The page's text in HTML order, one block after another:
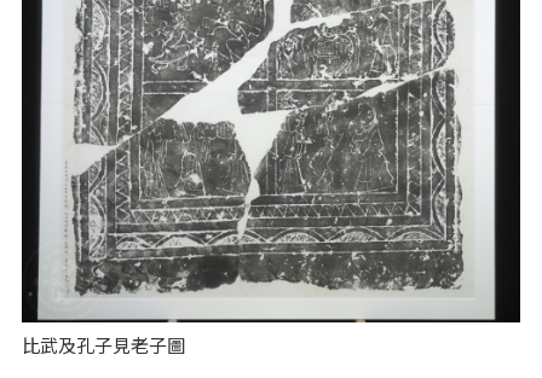
比武及孔子見老子圖